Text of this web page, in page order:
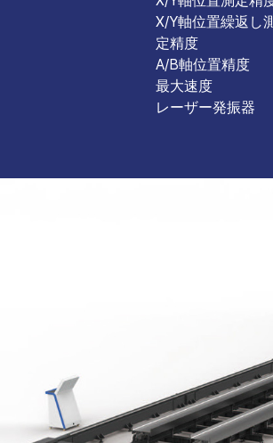
X/Y軸位置繰返し
定精度
A/B軸位置精度
最大速度
レーザー発振器